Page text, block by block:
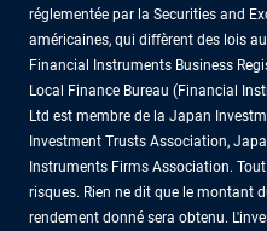
réglementée par la Securities and
américaines, qui diffèrent des lois
Financial Instruments Business
Local Finance Bureau (Financial
Ltd est membre de la Japan
Investment Trusts Association,
Instruments Firms Association.
risques. Rien ne dit que le montant
rendement donné sera obtenu.